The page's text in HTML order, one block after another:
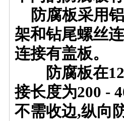
防腐板采用
架和钻尾螺丝
连接有盖板。
防腐板在
接长度为200 -
不需收边,纵向